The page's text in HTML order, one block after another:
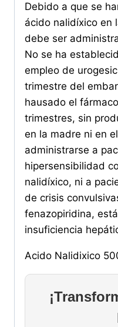
Debido a que se
ácido nalidíxico en
debe ser
No se ha
empleo de
trimestre del
hausado el
trimestres, sin
en la madre ni en
administrarse a
hipersensibilidad
nalidíxico, ni a
de crisis
fenazopiridina,
insuficiencia
Acido Nalidixico